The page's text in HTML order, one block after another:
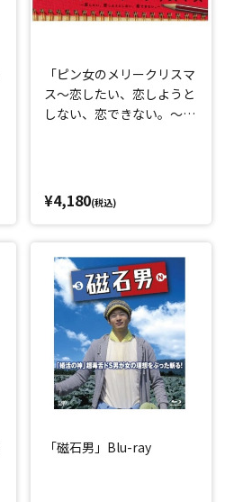
「ピン女のメリークリスマ
ス～恋したい、恋しようと
しない、恋できない。～」
¥4,180(税込)
「磁石男」Blu-ray